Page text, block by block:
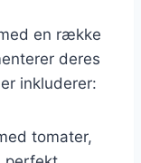
en række
deres
inkluderer:
tomater,